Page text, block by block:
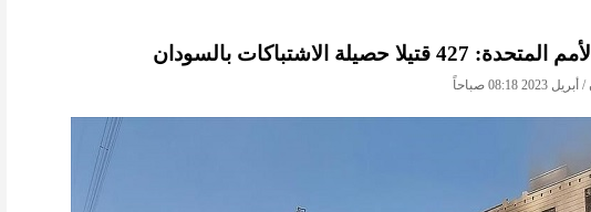
الأمم المتحدة: 427 قتيلا حصيلة الاشتباكات بالسودان